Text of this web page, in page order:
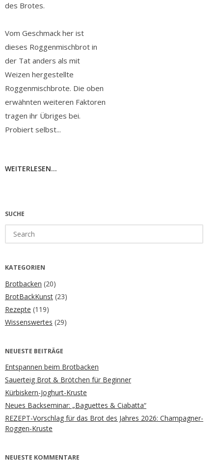
des Brotes.
Vom Geschmack her ist
dieses Roggenmischbrot in
der Tat anders als mit
Weizen hergestellte
Roggenmischbrote. Die oben
erwähnten weiteren Faktoren
tragen ihr Übriges bei.
Probiert selbst...
WEITERLESEN...
SUCHE
for:
KATEGORIEN
Brotbacken (20)
BrotBackKunst (23)
Rezepte (119)
Wissenswertes (29)
NEUESTE BEITRÄGE
Entspannen beim Brotbacken
Sauerteig Brot & Brötchen für Beginner
Kürbiskern-Joghurt-Kruste
Neues Backseminar: „Baguettes & Ciabatta“
REZEPT-Vorschlag für das Brot des Jahres 2026: Champagner-
Roggen-Kruste
NEUESTE KOMMENTARE